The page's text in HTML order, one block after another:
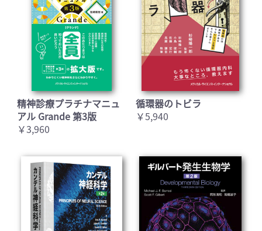
精神診療プラチナマニュ
アル Grande 第3版
￥3,960
循環器のトビラ
￥5,940